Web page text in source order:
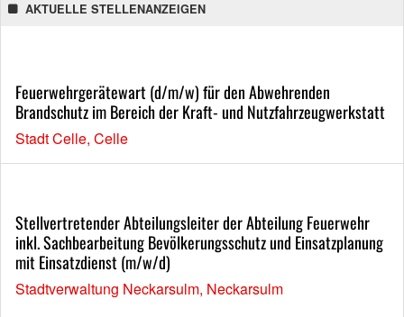
AKTUELLE STELLENANZEIGEN
Feuerwehrgerätewart (d/m/w) für den Abwehrenden
Brandschutz im Bereich der Kraft- und Nutzfahrzeugwerkstatt
Stadt Celle, Celle
Stellvertretender Abteilungsleiter der Abteilung Feuerwehr
inkl. Sachbearbeitung Bevölkerungsschutz und Einsatzplanung
mit Einsatzdienst (m/w/d)
Stadtverwaltung Neckarsulm, Neckarsulm